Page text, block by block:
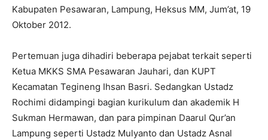
Kabupaten Pesawaran, Lampung, Heksus MM, Jum’at, 19
Oktober 2012.
Pertemuan juga dihadiri beberapa pejabat terkait seperti
Ketua MKKS SMA Pesawaran Jauhari, dan KUPT
Kecamatan Tegineng Ihsan Basri. Sedangkan Ustadz
Rochimi didampingi bagian kurikulum dan akademik H
Sukman Hermawan, dan para pimpinan Daarul Qur’an
Lampung seperti Ustadz Mulyanto dan Ustadz Asnal